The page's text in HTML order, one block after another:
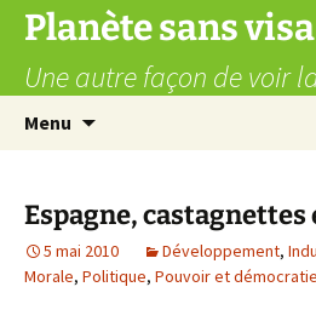
Aller
contenu
Planète sans visa
Une autre façon de voir
Menu
Espagne,
5 mai 2010 Développement,
Morale, Politique, Pouvoir et démocratie